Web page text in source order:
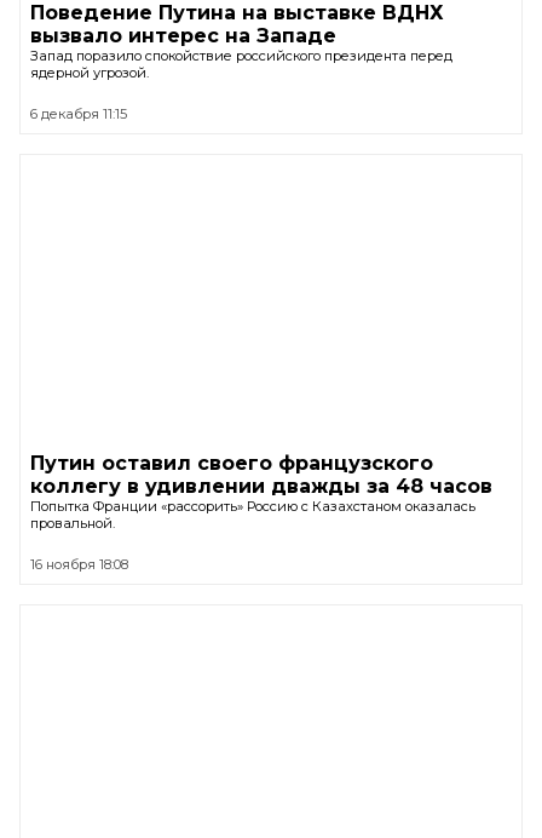
Поведение Путина на выставке ВДНХ
вызвало интерес на Западе
Запад поразило спокойствие российского президента перед
ядерной угрозой.
6 декабря 11:15
Путин оставил своего французского
коллегу в удивлении дважды за 48 часов
Попытка Франции «рассорить» Россию с Казахстаном оказалась
провальной.
16 ноября 18:08